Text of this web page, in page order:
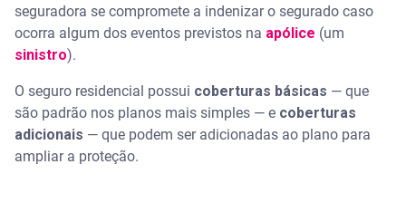
seguradora se compromete a indenizar o segurado caso
ocorra algum dos eventos previstos na apólice (um
sinistro).
O seguro residencial possui coberturas básicas — que
são padrão nos planos mais simples — e coberturas
adicionais — que podem ser adicionadas ao plano para
ampliar a proteção.